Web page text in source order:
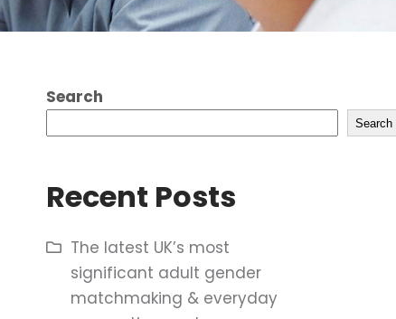
Search
Search
Recent Posts
The latest UK’s most
significant adult gender
matchmaking & everyday